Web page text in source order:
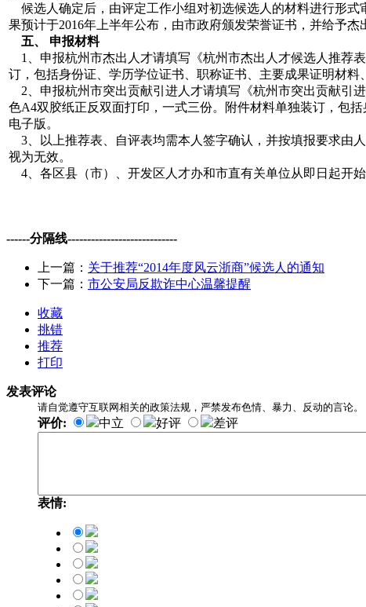
候选人确定后，由评定工作小组对初选候选人的材料进行形
果预计于2016年上半年公布，由市政府颁发荣誉证书，并给予
五、 申报材料
1、申报杭州市杰出人才请填写《杭州市杰出人才候选人推荐
订，包括身份证、学历学位证书、职称证书、主要成果证明材
2、申报杭州市突出贡献引进人才请填写《杭州市突出贡献引
色A4双胶纸正反双面打印，一式三份。附件材料单独装订，包
电子版。
3、以上推荐表、自评表均需本人签字确认，并按填报要求由
视为无效。
4、各区县（市）、开发区人才办和市直有关单位从即日起开始
------分隔线----------------------------
上一篇： 关于推荐“2014年度风云浙商”候选人的通知
下一篇： 市公安局反欺诈中心温馨提醒
收藏
挑错
推荐
打印
发表评论
请自觉遵守互联网相关的政策法规，严禁发布色情、暴力、反动的言论。
评价: 中立 好评 差评
表情: